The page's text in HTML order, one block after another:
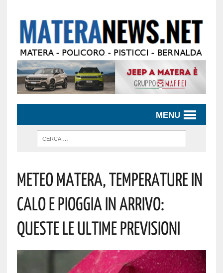
MENU
Meteo Matera, Temperature In
Calo E Pioggia In Arrivo:
Queste Le Ultime Previsioni